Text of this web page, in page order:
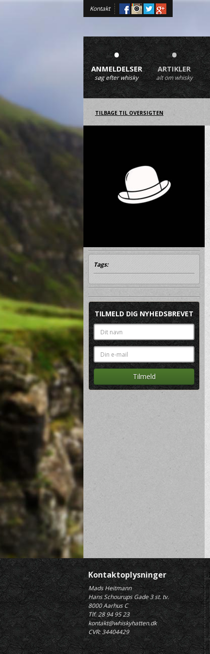
Kontakt
•
ANMELDELSER
søg efter whisky
•
ARTIKLER
alt om whisky
TILBAGE TIL OVERSIGTEN
Tags:
TILMELD DIG NYHEDSBREVET
Kontaktoplysninger
Mads Heitmann
Hans Schourups Gade 3 st. tv.
8000 Aarhus C
Tlf. 28 94 95 23
kontakt@whiskyhatten.dk
CVR: 34404429